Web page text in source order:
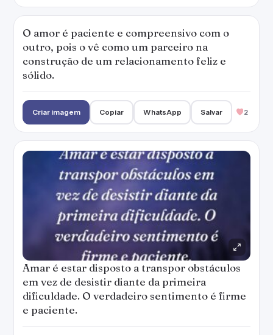
O amor é paciente e compreensivo com o
outro, pois o vê como um parceiro na
construção de um relacionamento feliz e
sólido.
Criar imagem Copiar WhatsApp Salvar 2
Amar é estar disposto a transpor obstáculos
em vez de desistir diante da primeira
dificuldade. O verdadeiro sentimento é firme
e paciente.